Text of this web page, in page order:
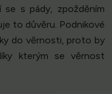
s pády, zpožděním
to důvěru. Podnikové
do věrnosti, proto by
kterým se věrnost